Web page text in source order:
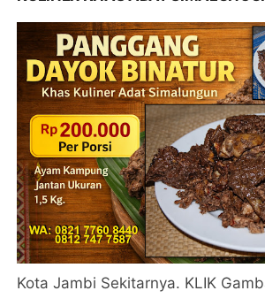
Kota Jambi Sekitarnya. KLIK